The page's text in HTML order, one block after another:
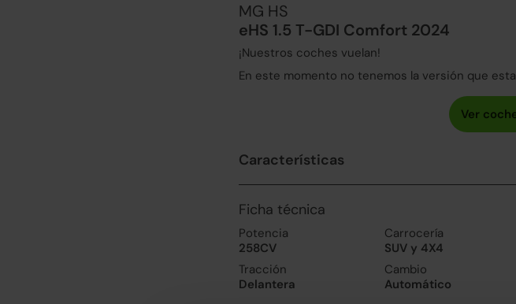
MG HS
eHS 1.5 T-GDI Comfort 2024
¡Nuestros coches vuelan!
En este momento no tenemos la versión que
Características
Ficha técnica
Potencia
258CV
Carrocería
SUV y 4X4
Tracción
Delantera
Cambio
Automático